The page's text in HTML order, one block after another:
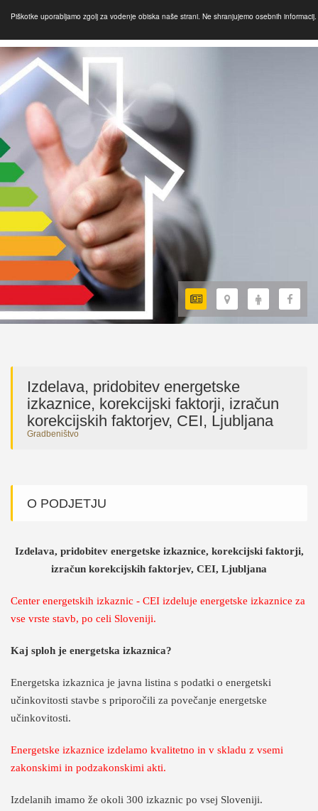
Piškotke uporabljamo zgolj za vodenje obiska naše strani. Ne shranjujemo osebnih informacij.
Izdelava, pridobitev energetske
izkaznice, korekcijski faktorji, izračun
korekcijskih faktorjev, CEI, Ljubljana
Gradbeništvo
O PODJETJU
Izdelava, pridobitev energetske izkaznice, korekcijski faktorji,
izračun korekcijskih faktorjev, CEI, Ljubljana
Center energetskih izkaznic - CEI izdeluje energetske izkaznice za
vse vrste stavb, po celi Sloveniji.
Kaj sploh je energetska izkaznica?
Energetska izkaznica je javna listina s podatki o energetski
učinkovitosti stavbe s priporočili za povečanje energetske
učinkovitosti.
Energetske izkaznice izdelamo kvalitetno in v skladu z vsemi
zakonskimi in podzakonskimi akti.
Izdelanih imamo že okoli 300 izkaznic po vsej Sloveniji.